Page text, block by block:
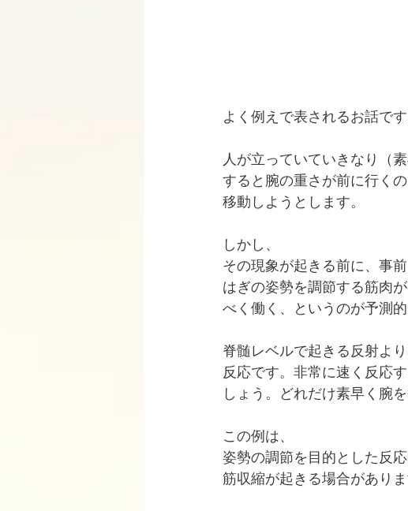
よく例えで表されるお話です
人が立っていていきなり（
すると腕の重さが前に行く
移動しようとします。
しかし、
その現象が起きる前に、事
はぎの姿勢を調節する筋肉
べく働く、というのが予測
脊髄レベルで起きる反射よ
反応です。非常に速く反応
しょう。どれだけ素早く腕
この例は、
姿勢の調節を目的とした反
筋収縮が起きる場合がありま